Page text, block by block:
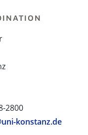
2800
konstanz.de